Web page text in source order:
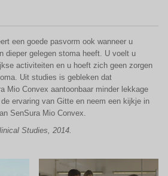
een goede pasvorm ook wanneer u
dieper gelegen stoma heeft. U voelt u
activiteiten en u hoeft zich geen zorgen
Uit studies is gebleken dat
Mio Convex aantoonbaar minder lekkage
ervaring van Gitte en neem een kijkje in
SenSura Mio Convex.
Studies, 2014.